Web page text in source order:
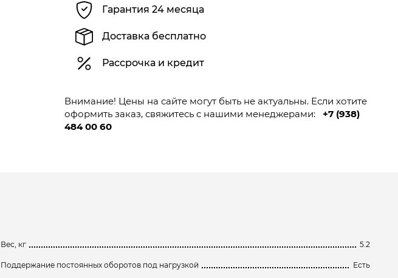
Гарантия 24 месяца
Доставка бесплатно
Рассрочка и кредит
Внимание! Цены на сайте могут быть не актуальны. Если хотите
оформить заказ, свяжитесь с нашими менеджерами:
+7 (938)
484 00 60
Вес, кг 5.2
Поддержание постоянных оборотов под нагрузкой Есть